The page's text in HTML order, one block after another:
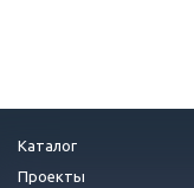
Каталог
Проекты